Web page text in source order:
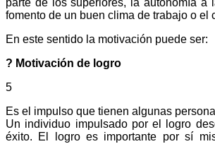
parte de los superiores, la autonomía
fomento de un buen clima de trabajo o el
En este sentido la motivación puede ser:
? Motivación de logro
5
Es el impulso que tienen algunas
Un individuo impulsado por el logro
éxito. El logro es importante por sí